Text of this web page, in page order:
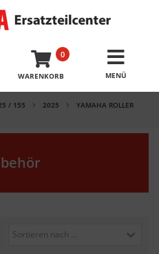
0
WARENKORB
/ 155 2025
YAMAHA ROLLER
Sortieren nach ...